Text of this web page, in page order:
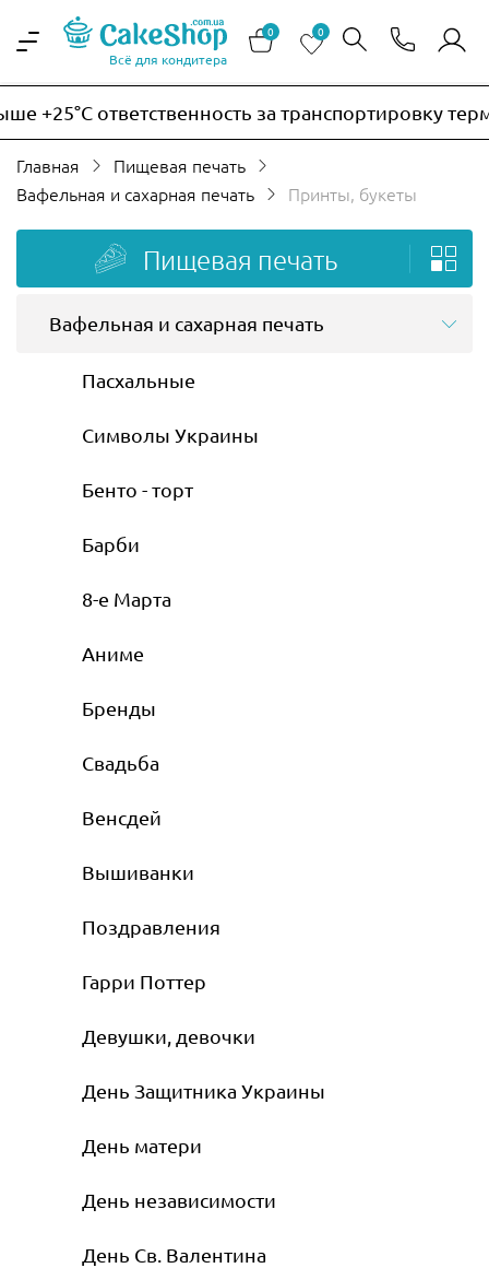
Всё для кондитера
0 0
ответственность за транспортировку
Главная
Пищевая печать
Вафельная и сахарная печать
Принты, букеты
Пищевая печать
Вафельная и сахарная печать
Пасхальные
Символы Украины
Бенто - торт
Барби
8-е Марта
Аниме
Бренды
Свадьба
Венсдей
Вышиванки
Поздравления
Гарри Поттер
Девушки, девочки
День Защитника Украины
День матери
День независимости
День Св. Валентина